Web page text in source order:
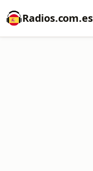
Radios.com.es